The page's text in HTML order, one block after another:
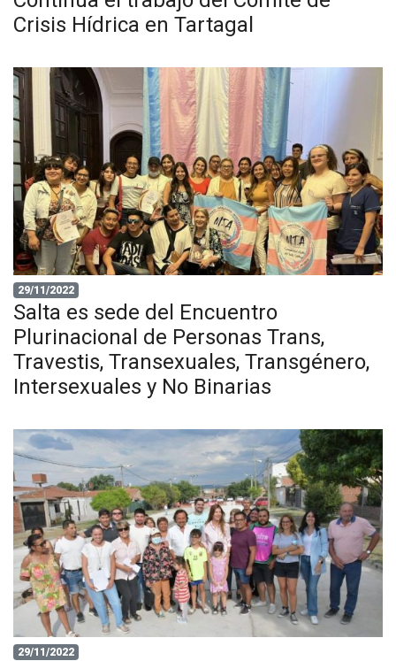
Crisis Hídrica en Tartagal
29/11/2022
Salta es sede del Encuentro
Plurinacional de Personas Trans,
Travestis, Transexuales, Transgénero,
Intersexuales y No Binarias
29/11/2022